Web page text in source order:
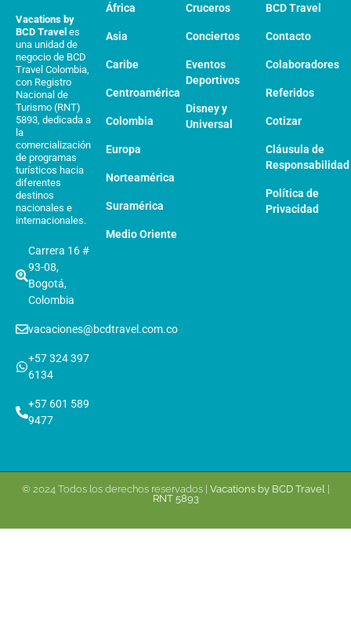
Vacations by
BCD Travel es
una unidad de
negocio de BCD
Travel Colombia,
con Registro
Nacional de
Turismo (RNT)
5893, dedicada a
la
comercialización
de programas
turísticos hacia
diferentes
destinos
nacionales e
internacionales.
Carrera 16 #
93-08,
Bogotá,
Colombia
vacaciones@bcdtravel.com.co
+57 324 397
6134
+57 601 589
9477
África
Asia
Caribe
Centroamérica
Colombia
Europa
Norteamérica
Suramérica
Medio Oriente
Cruceros
Conciertos
Eventos
Deportivos
Disney y
Universal
BCD Travel
Contacto
Colaboradores
Referidos
Cotizar
Cláusula de
Responsabilidad
Política de
Privacidad
© 2024 Todos los derechos reservados | Vacations by BCD Travel |
RNT 5893